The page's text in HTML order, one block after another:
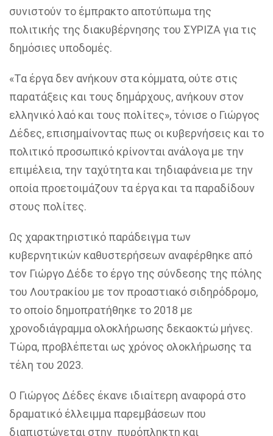
συνιστούν το έμπρακτο αποτύπωμα της
πολιτικής της διακυβέρνησης του ΣΥΡΙΖΑ για τις
δημόσιες υποδομές.
«Τα έργα δεν ανήκουν στα κόμματα, ούτε στις
παρατάξεις και τους δημάρχους, ανήκουν στον
ελληνικό λαό και τους πολίτες», τόνισε ο Γιώργος
Δέδες, επισημαίνοντας πως οι κυβερνήσεις και το
πολιτικό προσωπικό κρίνονται ανάλογα με την
επιμέλεια, την ταχύτητα και τηδιαφάνεια με την
οποία προετοιμάζουν τα έργα και τα παραδίδουν
στους πολίτες.
Ως χαρακτηριστικό παράδειγμα των
κυβερνητικών καθυστερήσεων αναφέρθηκε από
τον Γιώργο Δέδε το έργο της σύνδεσης της πόλης
του Λουτρακίου με τον προαστιακό σιδηρόδρομο,
το οποίο δημοπρατήθηκε το 2018 με
χρονοδιάγραμμα ολοκλήρωσης δεκαοκτώ μήνες.
Τώρα, προβλέπεται ως χρόνος ολοκλήρωσης τα
τέλη του 2023.
Ο Γιώργος Δέδες έκανε ιδιαίτερη αναφορά στο
δραματικό έλλειμμα παρεμβάσεων που
διαπιστώνεται στην πυρόπληκτη και